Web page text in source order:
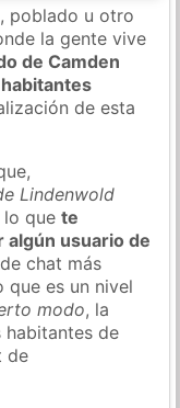
poblado u otro
la gente vive
de Camden
de esta
Lindenwold
lo quete
usuario de
chat más
que es un nivel
modo, la
habitantes de
de